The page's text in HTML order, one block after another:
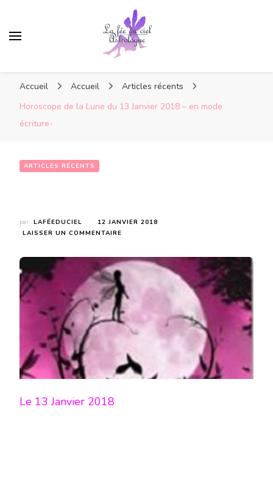
Accueil Accueil
Articles récents
Horoscope de la Lune du 13 Janvier 2018 – en mode
écriture-
ARTICLES RÉCENTS
par LAFÉEDUCIEL
12 JANVIER 2018
LAISSER UN COMMENTAIRE
LA
LUNE
DU
13
JANVIER
2018
MODE
ÉCRITURE-
Le 13 Janvier 2018